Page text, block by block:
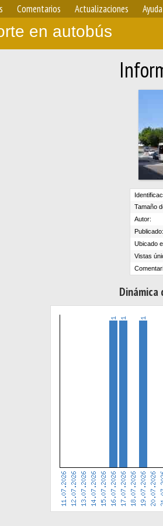
Comentarios Actualizaciones Ayuda
en autobús
Tamaño
Autor:
Publicado:
Ubicado
Vistas